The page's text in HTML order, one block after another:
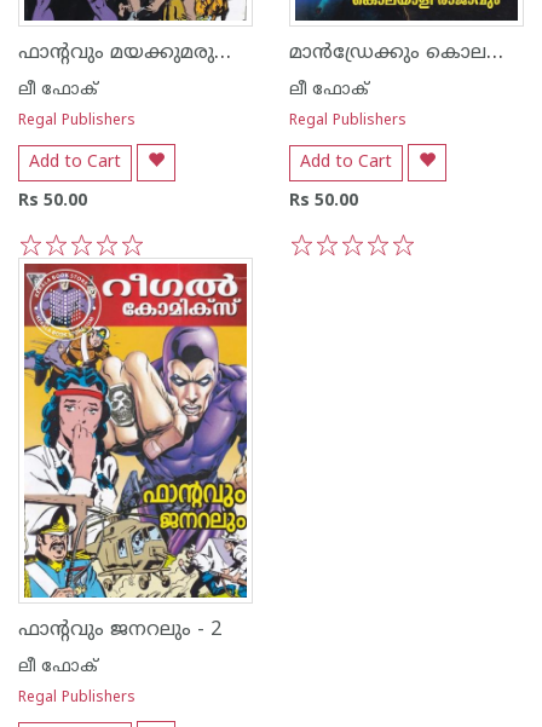
ഫാന്റവും മയക്കുമരുന്ന് മാഫിയയും -1
ലീ ഫോക്
Regal Publishers
Add to Cart
Rs 50.00
5
4
3
2
1
മാന്‍ഡ്രേക്കും കൊലയാളി രാജാവും - 1
ലീ ഫോക്
Regal Publishers
Add to Cart
Rs 50.00
ഫാന്റവും ജനറലും - 2
ലീ ഫോക്
Regal Publishers